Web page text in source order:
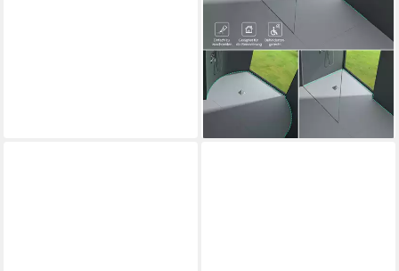
aus XPS befliesbar mit
Duschrinne inkl.
Ablaufgarnitur, XPS
ab 105,95 €
UVP 148,33 €
-29%
lieferbar - in 2-3 Werktagen bei dir